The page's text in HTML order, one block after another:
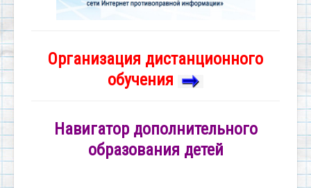
Организация дистанционного
обучения
Навигатор дополнительного
образования детей